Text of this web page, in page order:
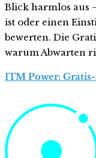
Blick harmlos aus
ist oder einen
bewerten. Die
warum Abwarten
ITM Power: